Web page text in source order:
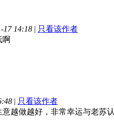
17 14:18 | 只看该作者
啊
| 只看该作者
越做越好，非常幸运与老苏